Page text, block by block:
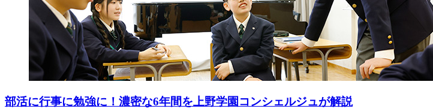
部活に行事に勉強に！濃密な6年間を上野学園コンシェルジュが解説